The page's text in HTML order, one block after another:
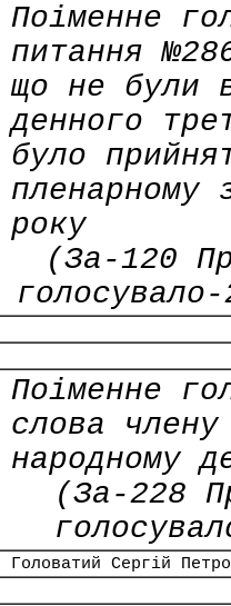
Поіменне
питання
що не були
денного
було
пленарному
року
(За-120
Поіменне
слова члену
народному
(За-228
Головатий Сергій